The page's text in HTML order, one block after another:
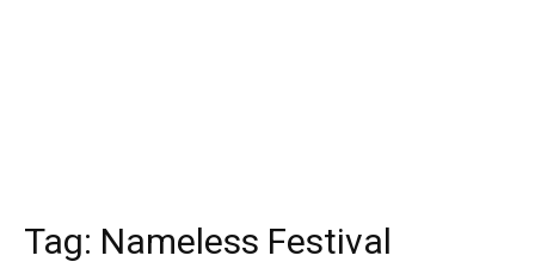
Tag: Nameless Festival